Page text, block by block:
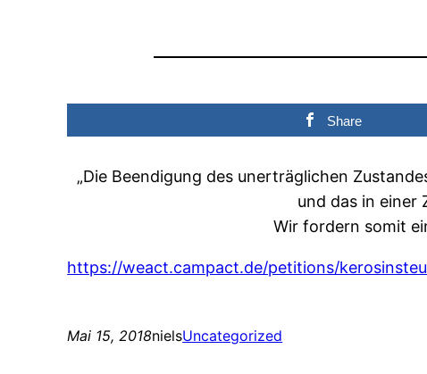
Share
„Die Beendigung des unerträglichen
und das in einer
Wir fordern somit
https://weact.campact.de/petitions/
Mai 15, 2018nielsUncategorized